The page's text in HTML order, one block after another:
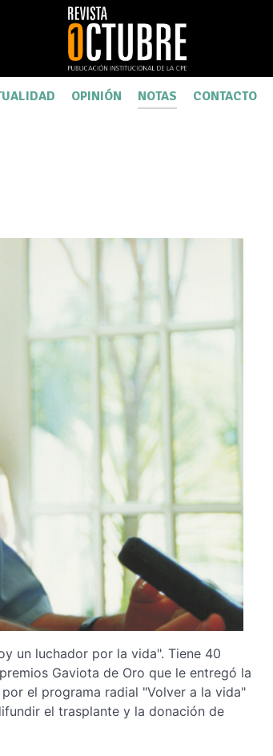
OPINIÓN NOTAS CONTACTO
un luchador por la vida". Tiene 40
Gaviota de Oro que le entregó la
el programa radial "Volver a la vida"
el trasplante y la donación de